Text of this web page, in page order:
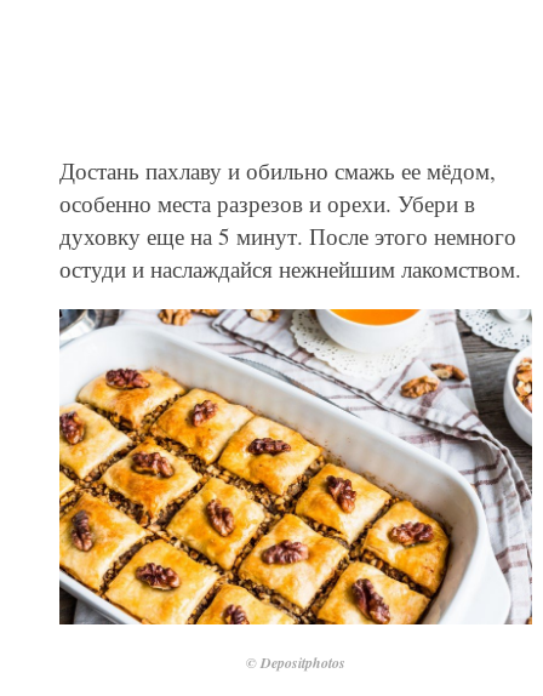
Достань пахлаву и обильно смажь ее мёдом,
особенно места разрезов и орехи. Убери в
духовку еще на 5 минут. После этого немного
остуди и наслаждайся нежнейшим лакомством.
© Depositphotos